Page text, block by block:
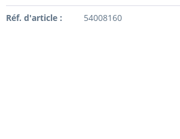
Réf. d'article : 54008160